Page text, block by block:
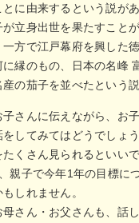
に由来するという説が
立身出世を果たすこと
方で江戸幕府を興した
縁のもの、日本の名峰
の茄子を並べたという説
さんに伝えながら、お
してみてはどうでしょ
くさん見られるといい
親子で今年1年の目標に
しれません。
さん・お父さんも、話